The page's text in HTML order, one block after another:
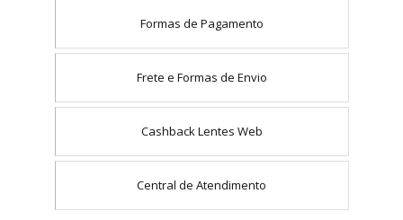
Formas de Pagamento
Frete e Formas de Envio
Cashback Lentes Web
Central de Atendimento